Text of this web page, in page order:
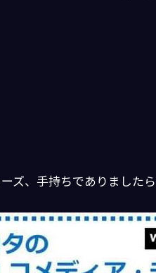
ズ、手持ちでありました